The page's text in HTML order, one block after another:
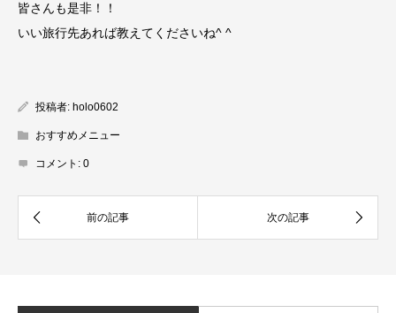
皆さんも是非！！
いい旅行先あれば教えてくださいね^ ^
投稿者: holo0602
おすすめメニュー
コメント: 0